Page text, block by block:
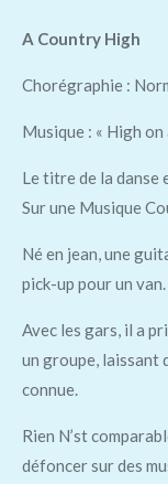
A Country High
Chorégraphie :
Musique : « High
Le titre de la danse
Sur une Musique
Né en jean, une
pick-up pour un van.
Avec les gars, il a
un groupe, laissant
connue.
Rien N’st
défoncer sur des